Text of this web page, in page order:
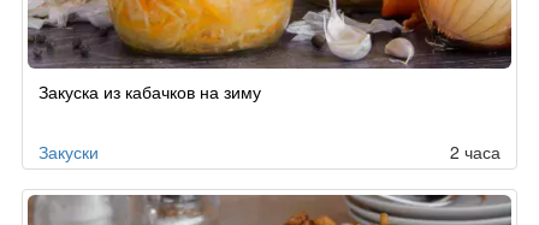
Закуска из кабачков на зиму
Закуски 2 часа